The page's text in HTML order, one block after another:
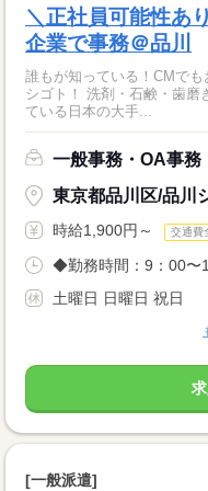
＼正社員可能性あ
企業で事務＠品川
誰もが知っている！CMで
シゴト！ 洗剤・石鹸・歯磨き粉の生活用品など、 製造・販売を行っ
ている日本の大手...
一般事務・OA事務
東京都品川区/品川
時給1,900円～ 交通費
◆勤務時間：9：00〜
土曜日 日曜日 祝日
[一般派遣]